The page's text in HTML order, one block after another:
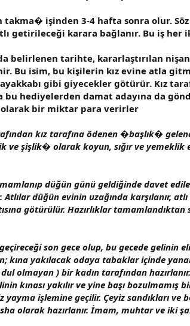
takma� işinden 3-4 hafta sonra olur.
getirileceği karara bağlanır. Bu iş
belirlenen tarihte, kararlaştırılan
Bu isim, bu kişilerin kız evine atla
gibi giyecekler götürür. Kız
bu hediyelerden damat adayına da
olarak bir miktar para verirler
kız tarafına ödenen �başlık�
ve şişlik� olarak koyun, sığır ve yemeklik
düğün günü geldiğinde davet
Atlılar düğün evinin uzağında
götürülür. Hazırlıklar tamamlandıktan
son gece olup, bu gecede gelinin
kına yakılacak odaya tabaklar içinde
dul olmayan ) bir kadın tarafından
kınası yakılır ve yine başı bozulmamış
işlemine geçilir. Çeyiz sandıkları ve
olarak hazırlanır. İmam, muhtar ve iki